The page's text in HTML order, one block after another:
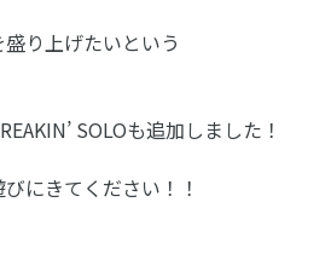
り上げたいという
SOLOも追加しました！
にきてください！！